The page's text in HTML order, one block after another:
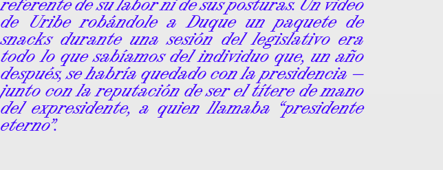
de Uribe robándole a Duque un paquete de
snacks durante una sesión del legislativo era
todo lo que sabíamos del individuo que, un año
después, se habría quedado con la presidencia —
junto con la reputación de ser el títere de mano
del expresidente, a quien llamaba “presidente
eterno”.